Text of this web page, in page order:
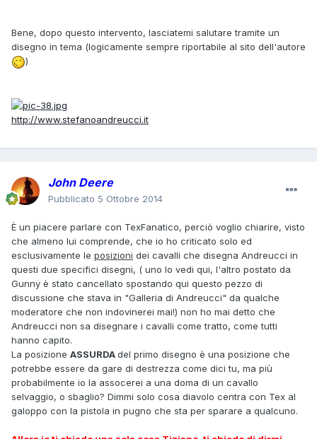
Bene, dopo questo intervento, lasciatemi salutare tramite un
disegno in tema (logicamente sempre riportabile al sito dell'autore
)
http://www.stefanoandreucci.it
John Deere
Pubblicato 5 Ottobre 2014
È un piacere parlare con TexFanatico, perciò voglio chiarire, visto
che almeno lui comprende, che io ho criticato solo ed
esclusivamente le posizioni dei cavalli che disegna Andreucci in
questi due specifici disegni, ( uno lo vedi qui, l'altro postato da
Gunny è stato cancellato spostando qui questo pezzo di
discussione che stava in "Galleria di Andreucci" da qualche
moderatore che non indovinerei mai!) non ho mai detto che
Andreucci non sa disegnare i cavalli come tratto, come tutti
hanno capito.
La posizione ASSURDAdel primo disegno è una posizione che
potrebbe essere da gare di destrezza come dici tu, ma più
probabilmente io la assocerei a una doma di un cavallo
selvaggio, o sbaglio? Dimmi solo cosa diavolo centra con Tex al
galoppo con la pistola in pugno che sta per sparare a qualcuno.